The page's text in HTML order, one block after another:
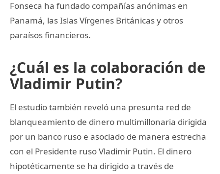
Fonseca ha fundado compañías anónimas en
Panamá, las Islas Vírgenes Británicas y otros
paraísos financieros.
¿Cuál es la colaboración de
Vladimir Putin?
El estudio también reveló una presunta red de
blanqueamiento de dinero multimillonaria dirigida
por un banco ruso e asociado de manera estrecha
con el Presidente ruso Vladimir Putin. El dinero
hipotéticamente se ha dirigido a través de